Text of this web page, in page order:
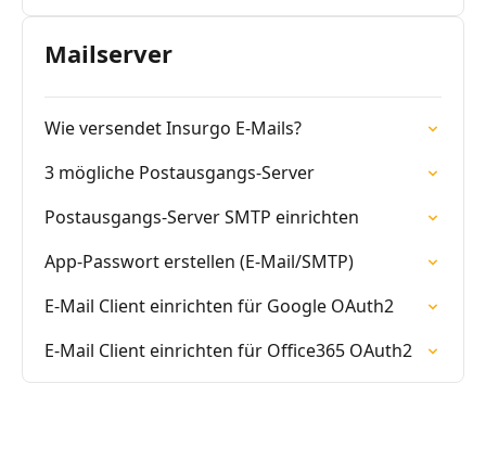
Mailserver
Wie versendet Insurgo E-Mails?
3 mögliche Postausgangs-Server
Postausgangs-Server SMTP einrichten
App-Passwort erstellen (E-Mail/SMTP)
E-Mail Client einrichten für Google OAuth2
E-Mail Client einrichten für Office365 OAuth2